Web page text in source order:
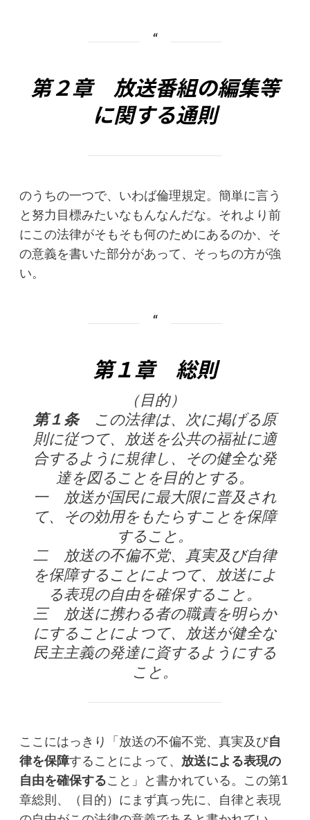
第２章 放送番組の編集等
に関する通則
のうちの一つで、いわば倫理規定。簡単に言う
と努力目標みたいなもんなんだな。それより前
にこの法律がそもそも何のためにあるのか、そ
の意義を書いた部分があって、そっちの方が強
い。
第１章 総則
（目的）
第１条この法律は、次に掲げる原
則に従つて、放送を公共の福祉に適
合するように規律し、その健全な発
達を図ることを目的とする。
一 放送が国民に最大限に普及され
て、その効用をもたらすことを保障
すること。
二 放送の不偏不党、真実及び自律
を保障することによつて、放送によ
る表現の自由を確保すること。
三 放送に携わる者の職責を明らか
にすることによつて、放送が健全な
民主主義の発達に資するようにする
こと。
ここにはっきり「放送の不偏不党、真実及び自
律を保障することによって、 放送による表現の
自由を確保すること」と書かれている。この第1
章総則、（目的）にまず真っ先に、自律と表現